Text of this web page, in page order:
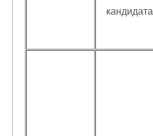
кандидата